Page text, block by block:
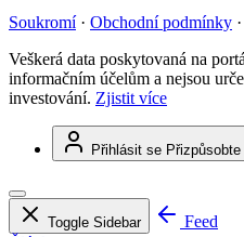
Soukromí · Obchodní podmínky ·
Veškerá data poskytovaná na
informačním účelům a nejsou
investování. Zjistit více
Přihlásit se
Toggle Sidebar
Feed